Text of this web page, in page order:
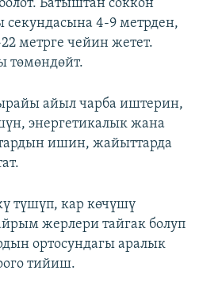
Батыштан соккон
4-9 метрден,
метрге чейин жетет.
төмөндөйт.
айыл чарба иштерин,
энергетикалык жана
ишин, жайыттарда
түшүп, кар көчүшү
жерлери тайгак болуп
ортосундагы аралык
тийиш.